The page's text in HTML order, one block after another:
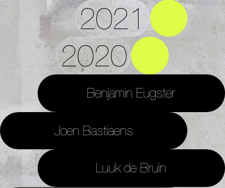
2021
2020
Benjamin Eugster
Joen Bastiaens
Luuk de Bruin